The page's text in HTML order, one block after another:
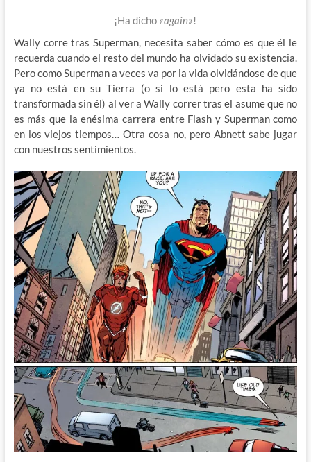
¡Ha dicho «again»!
Wally corre tras Superman, necesita saber cómo es que él le
recuerda cuando el resto del mundo ha olvidado su existencia.
Pero como Superman a veces va por la vida olvidándose de que
ya no está en su Tierra (o si lo está pero esta ha sido
transformada sin él) al ver a Wally correr tras el asume que no
es más que la enésima carrera entre Flash y Superman como
en los viejos tiempos… Otra cosa no, pero Abnett sabe jugar
con nuestros sentimientos.